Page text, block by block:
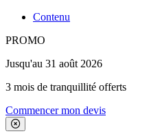
Contenu
PROMO
Jusqu'au 31 août 2026
3 mois de tranquillité offerts
Commencer mon devis
Fermer le bandeau de promotion